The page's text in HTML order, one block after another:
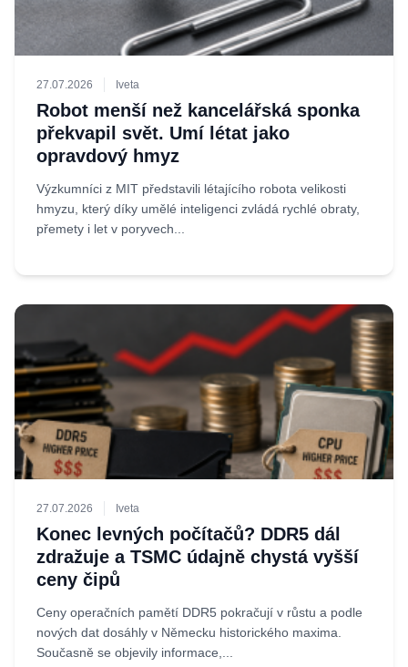
27.07.2026 Iveta
Robot menší než kancelářská sponka
překvapil svět. Umí létat jako
opravdový hmyz
Výzkumníci z MIT představili létajícího robota velikosti
hmyzu, který díky umělé inteligenci zvládá rychlé obraty,
přemety i let v poryvech...
27.07.2026 Iveta
Konec levných počítačů? DDR5 dál
zdražuje a TSMC údajně chystá vyšší
ceny čipů
Ceny operačních pamětí DDR5 pokračují v růstu a podle
nových dat dosáhly v Německu historického maxima.
Současně se objevily informace,...